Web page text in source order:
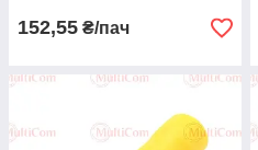
152,55 ₴/пач